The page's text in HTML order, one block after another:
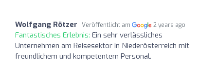
Wolfgang Rötzer Veröffentlicht am 2 years ago
Fantastisches Erlebnis: Ein sehr verlässliches
Unternehmen am Reisesektor in Niederösterreich mit
freundlichem und kompetentem Personal.